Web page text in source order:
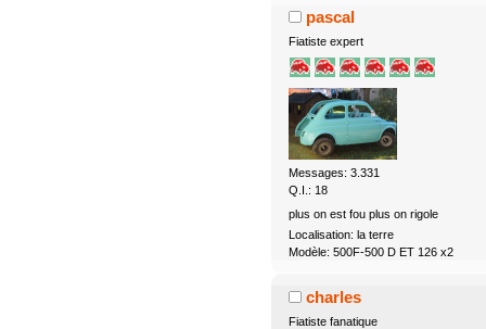
pascal
Fiatiste expert
Messages: 3.331
Q.I.: 18
plus on est fou plus on rigole
Localisation: la terre
Modèle: 500F-500 D ET 126 x2
charles
Fiatiste fanatique